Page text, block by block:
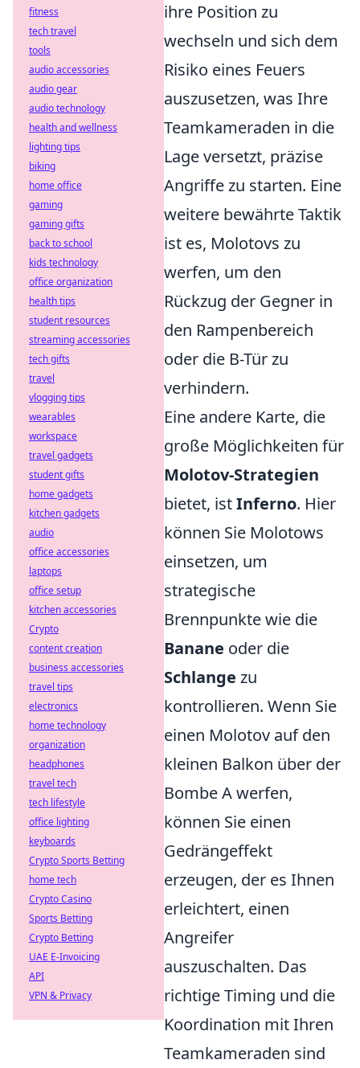
ihre Position zu
wechseln und sich dem
Risiko eines Feuers
auszusetzen, was Ihre
Teamkameraden in die
Lage versetzt, präzise
Angriffe zu starten. Eine
weitere bewährte Taktik
ist es, Molotovs zu
werfen, um den
Rückzug der Gegner in
den Rampenbereich
oder die B-Tür zu
verhindern.
Eine andere Karte, die
große Möglichkeiten für
Molotov-Strategien
bietet, istInferno. Hier
können Sie Molotows
einsetzen, um
strategische
Brennpunkte wie die
Banane oder die
Schlange zu
kontrollieren. Wenn Sie
einen Molotov auf den
kleinen Balkon über der
Bombe A werfen,
können Sie einen
Gedrängeffekt
erzeugen, der es Ihnen
erleichtert, einen
Angreifer
auszuschalten. Das
richtige Timing und die
Koordination mit Ihren
Teamkameraden sind
fitness
tech travel
tools
audio accessories
audio gear
audio technology
health and wellness
lighting tips
biking
home office
gaming
gaming gifts
back to school
kids technology
office organization
health tips
student resources
streaming accessories
tech gifts
travel
vlogging tips
wearables
workspace
travel gadgets
student gifts
home gadgets
kitchen gadgets
audio
office accessories
laptops
office setup
kitchen accessories
Crypto
content creation
business accessories
travel tips
electronics
home technology
organization
headphones
travel tech
tech lifestyle
office lighting
keyboards
Crypto Sports Betting
home tech
Crypto Casino
Sports Betting
Crypto Betting
UAE E-Invoicing
API
VPN & Privacy